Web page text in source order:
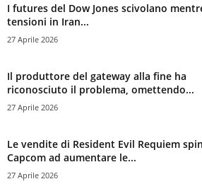
I futures del Dow Jones scivolano
tensioni in Iran...
27 Aprile 2026
Il produttore del gateway alla fine ha
riconosciuto il problema, omettendo...
27 Aprile 2026
Le vendite di Resident Evil Requiem
Capcom ad aumentare le...
27 Aprile 2026